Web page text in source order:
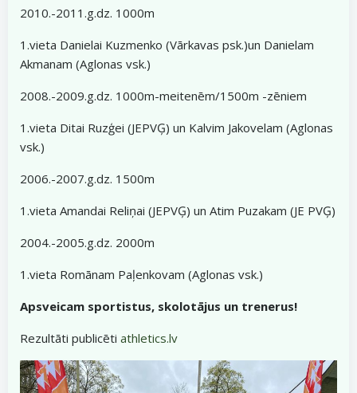
2010.-2011.g.dz. 1000m
1.vieta Danielai Kuzmenko (Vārkavas psk.)un Danielam
Akmanam (Aglonas vsk.)
2008.-2009.g.dz. 1000m-meitenēm/1500m -zēniem
1.vieta Ditai Ruzģei (JEPVĢ) un Kalvim Jakovelam (Aglonas
vsk.)
2006.-2007.g.dz. 1500m
1.vieta Amandai Reliņai (JEPVĢ) un Atim Puzakam (JE PVĢ)
2004.-2005.g.dz. 2000m
1.vieta Romānam Paļenkovam (Aglonas vsk.)
Apsveicam sportistus, skolotājus un trenerus!
Rezultāti publicēti athletics.lv